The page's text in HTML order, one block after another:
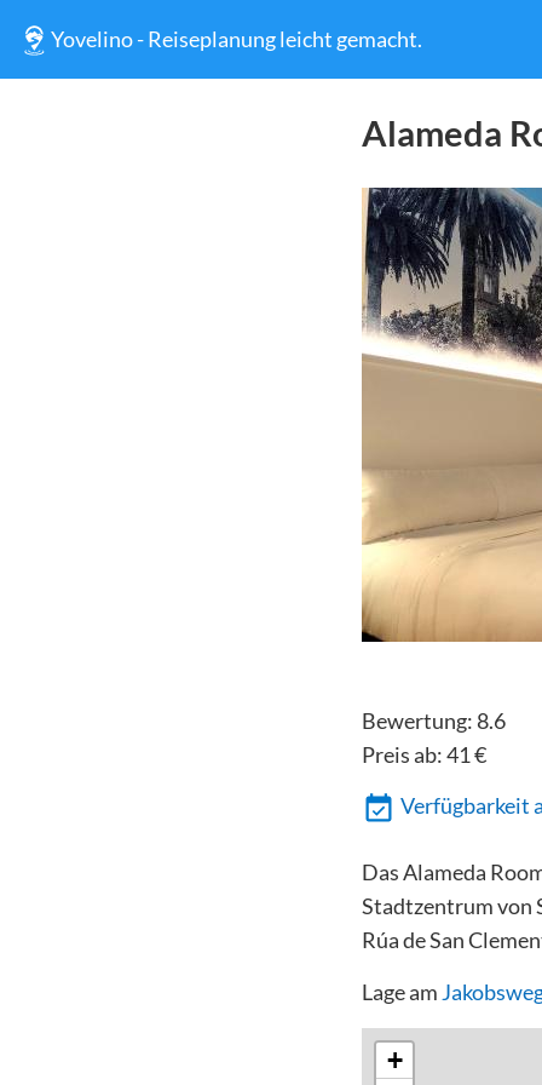
Yovelino - Reiseplanung leicht gemacht.
Alameda
Bewertung: 8.6
Preis ab:41€
Verfügbarkeit
Das Alameda
Stadtzentrum von
Rúa de San
Lage am
+